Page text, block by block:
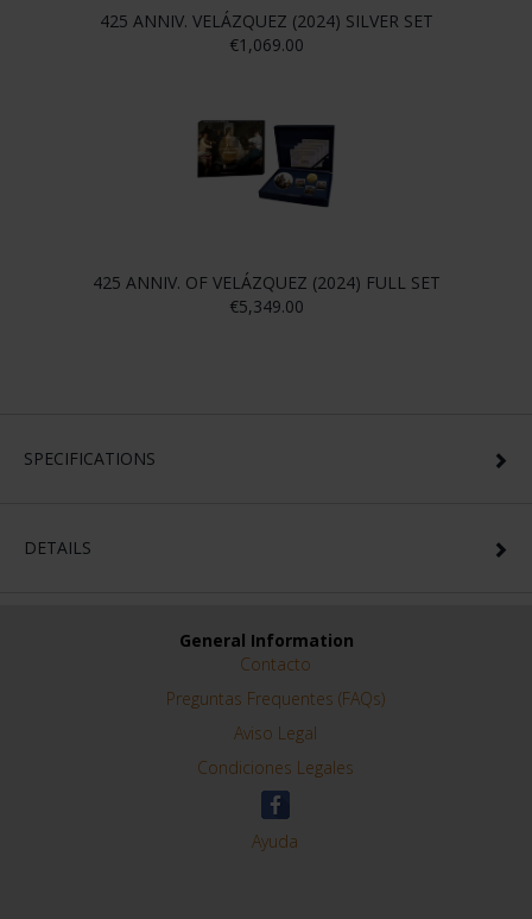
425 ANNIV. VELÁZQUEZ (2024) SILVER SET
€1,069.00
425 ANNIV. OF VELÁZQUEZ (2024) FULL SET
€5,349.00
SPECIFICATIONS
DETAILS
General Information
Contacto
Preguntas Frequentes (FAQs)
Aviso Legal
Condiciones Legales
Ayuda